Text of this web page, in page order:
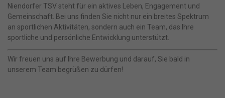
Niendorfer TSV steht für ein aktives Leben, Engagement und
Gemeinschaft. Bei uns finden Sie nicht nur ein breites Spektrum
an sportlichen Aktivitäten, sondern auch ein Team, das Ihre
sportliche und persönliche Entwicklung unterstützt.
Wir freuen uns auf Ihre Bewerbung und darauf, Sie bald in
unserem Team begrüßen zu dürfen!
Alle akzeptieren Speichern
Nur essenzielle Cookies akzeptieren
Zurück
Datenschutzeinstellungen